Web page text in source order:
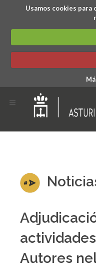
Usamos cookies
Autores